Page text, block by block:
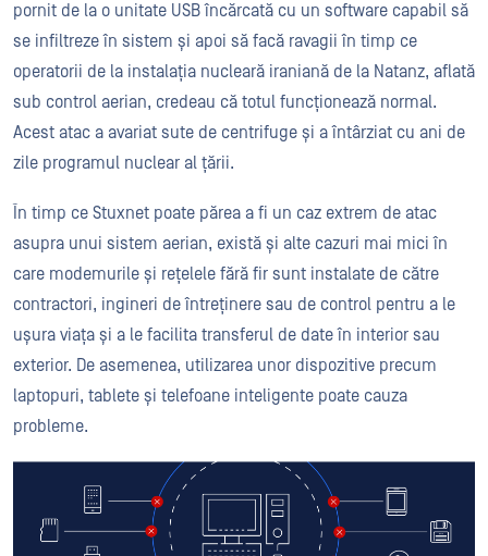
pornit de la o unitate USB încărcată cu un software capabil să
se infiltreze în sistem și apoi să facă ravagii în timp ce
operatorii de la instalația nucleară iraniană de la Natanz, aflată
sub control aerian, credeau că totul funcționează normal.
Acest atac a avariat sute de centrifuge și a întârziat cu ani de
zile programul nuclear al țării.
În timp ce Stuxnet poate părea a fi un caz extrem de atac
asupra unui sistem aerian, există și alte cazuri mai mici în
care modemurile și rețelele fără fir sunt instalate de către
contractori, ingineri de întreținere sau de control pentru a le
ușura viața și a le facilita transferul de date în interior sau
exterior. De asemenea, utilizarea unor dispozitive precum
laptopuri, tablete și telefoane inteligente poate cauza
probleme.